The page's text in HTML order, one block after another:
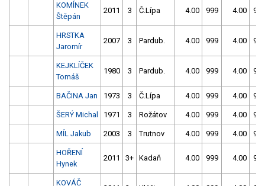
KOMÍNEK
Štěpán
2011 3 Č.Lípa 4.00 999 4.00 999
HRSTKA
Jaromír
2007 3 Pardub. 4.00 999 4.00 999
KEJKLÍČEK
Tomáš
1980 3 Pardub. 4.00 999 4.00 999
BAČINA Jan 1973 3 Č.Lípa 4.00 999 4.00 999
ŠERÝ Michal 1971 3 Rožátov 4.00 999 4.00 999
MÍL Jakub 2003 3 Trutnov 4.00 999 4.00 999
HOŘENÍ
Hynek
2011 3+ Kadaň 4.00 999 4.00 999
KOVÁČ